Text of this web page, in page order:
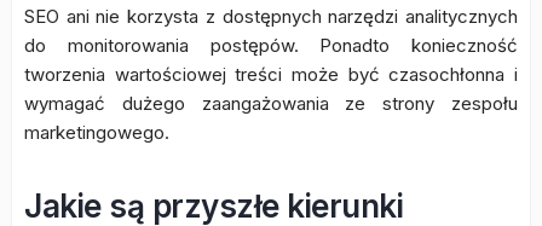
SEO ani nie korzysta z dostępnych narzędzi analitycznych
do monitorowania postępów. Ponadto konieczność
tworzenia wartościowej treści może być czasochłonna i
wymagać dużego zaangażowania ze strony zespołu
marketingowego.
Jakie są przyszłe kierunki